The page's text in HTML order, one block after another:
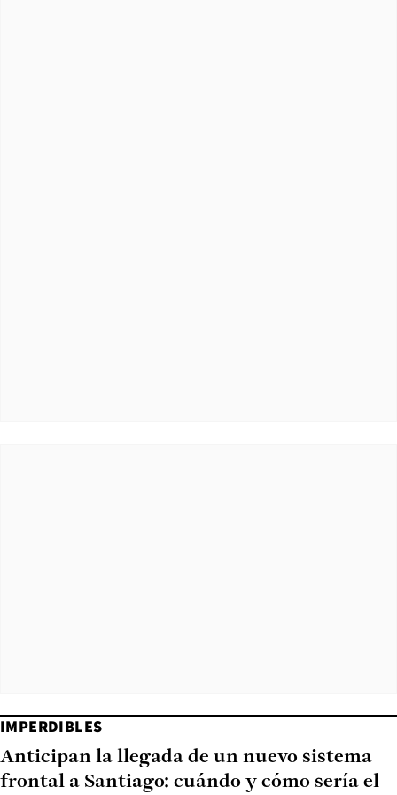
IMPERDIBLES
Anticipan la llegada de un nuevo sistema
frontal a Santiago: cuándo y cómo sería el